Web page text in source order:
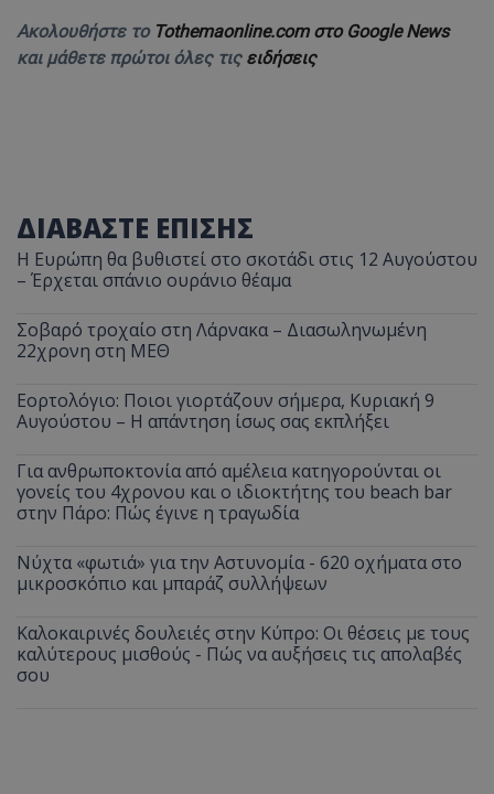
Ακολουθήστε το Tothemaonline.com στο Google News
και μάθετε πρώτοι όλες τις ειδήσεις
ΔΙΑΒΑΣΤΕ ΕΠΙΣΗΣ
Η Ευρώπη θα βυθιστεί στο σκοτάδι στις 12 Αυγούστου
– Έρχεται σπάνιο ουράνιο θέαμα
Σοβαρό τροχαίο στη Λάρνακα – Διασωληνωμένη
22χρονη στη ΜΕΘ
Εορτολόγιο: Ποιοι γιορτάζουν σήμερα, Κυριακή 9
Αυγούστου – Η απάντηση ίσως σας εκπλήξει
Για ανθρωποκτονία από αμέλεια κατηγορούνται οι
γονείς του 4χρονου και ο ιδιοκτήτης του beach bar
στην Πάρο: Πώς έγινε η τραγωδία
Νύχτα «φωτιά» για την Αστυνομία - 620 οχήματα στο
μικροσκόπιο και μπαράζ συλλήψεων
Καλοκαιρινές δουλειές στην Κύπρο: Οι θέσεις με τους
καλύτερους μισθούς - Πώς να αυξήσεις τις απολαβές
σου